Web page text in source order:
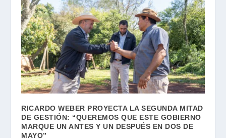
RICARDO WEBER PROYECTA LA SEGUNDA MITAD
DE GESTIÓN: “QUEREMOS QUE ESTE GOBIERNO
MARQUE UN ANTES Y UN DESPUÉS EN DOS DE
MAYO”